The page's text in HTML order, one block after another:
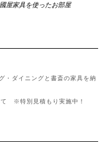
屋家具を使ったお部屋
・ダイニングと書斎の家具を納
て ※特別見積もり実施中！